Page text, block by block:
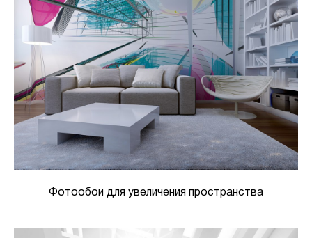
Фотообои для увеличения пространства